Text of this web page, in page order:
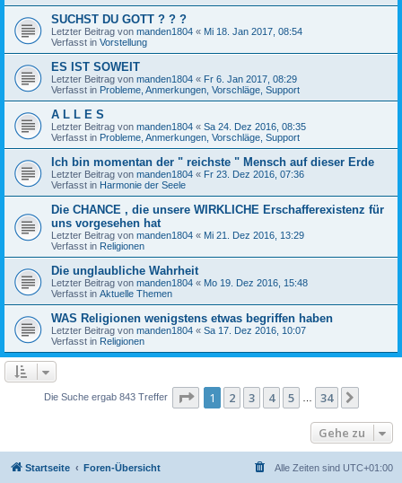
SUCHST DU GOTT ? ? ?
Letzter Beitrag von manden1804 « Mi 18. Jan 2017, 08:54
Verfasst in Vorstellung
ES IST SOWEIT
Letzter Beitrag von manden1804 « Fr 6. Jan 2017, 08:29
Verfasst in Probleme, Anmerkungen, Vorschläge, Support
A L L E S
Letzter Beitrag von manden1804 « Sa 24. Dez 2016, 08:35
Verfasst in Probleme, Anmerkungen, Vorschläge, Support
Ich bin momentan der " reichste " Mensch auf dieser Erde
Letzter Beitrag von manden1804 « Fr 23. Dez 2016, 07:36
Verfasst in Harmonie der Seele
Die CHANCE , die unsere WIRKLICHE Erschafferexistenz für
uns vorgesehen hat
Letzter Beitrag von manden1804 « Mi 21. Dez 2016, 13:29
Verfasst in Religionen
Die unglaubliche Wahrheit
Letzter Beitrag von manden1804 « Mo 19. Dez 2016, 15:48
Verfasst in Aktuelle Themen
WAS Religionen wenigstens etwas begriffen haben
Letzter Beitrag von manden1804 « Sa 17. Dez 2016, 10:07
Verfasst in Religionen
Die Suche ergab 843 Treffer Seite 1von 34
1 2 3 4 5 34
Gehe zu
Startseite Foren-Übersicht Alle Zeiten sind UTC+01:00